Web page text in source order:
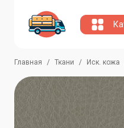
Главная Ткани Иск. кожа